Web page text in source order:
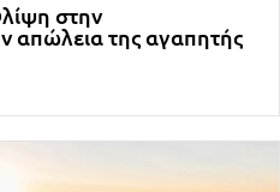
στην
απώλεια της αγαπητής